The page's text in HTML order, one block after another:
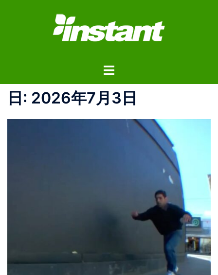
ス
ト
ル
メ
ニ
日: 2026年7月3日